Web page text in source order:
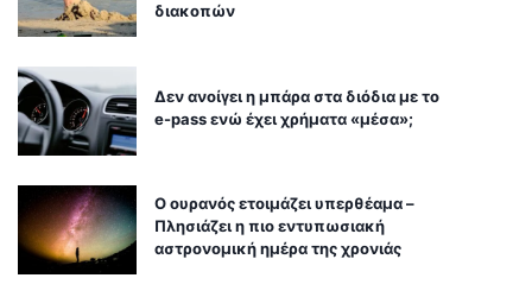
διακοπών
Δεν ανοίγει η μπάρα στα διόδια με το
e-pass ενώ έχει χρήματα «μέσα»;
Ο ουρανός ετοιμάζει υπερθέαμα –
Πλησιάζει η πιο εντυπωσιακή
αστρονομική ημέρα της χρονιάς